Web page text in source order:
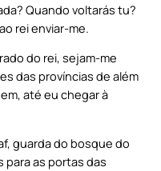
Quando voltarás tu?
rei enviar-me.
do rei, sejam-me
das províncias de além
até eu chegar à
guarda do bosque do
para as portas das